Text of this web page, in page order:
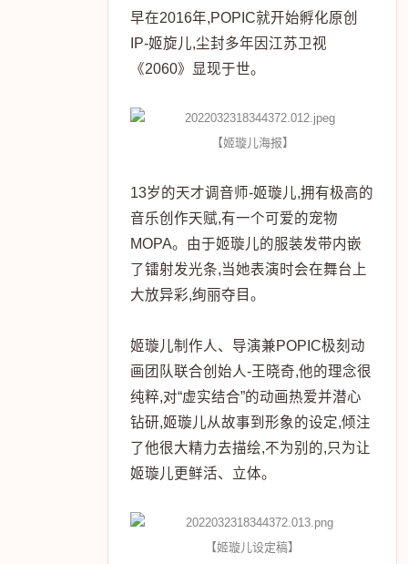
早在2016年,POPIC就开始孵化原创
IP-姬旋儿,尘封多年因江苏卫视
《2060》显现于世。
【姬璇儿海报】
13岁的天才调音师-姬璇儿,拥有极高的
音乐创作天赋,有一个可爱的宠物
MOPA。由于姬璇儿的服装发带内嵌
了镭射发光条,当她表演时会在舞台上
大放异彩,绚丽夺目。
姬璇儿制作人、导演兼POPIC极刻动
画团队联合创始人-王晓奇,他的理念很
纯粹,对“虚实结合”的动画热爱并潜心
钻研,姬璇儿从故事到形象的设定,倾注
了他很大精力去描绘,不为别的,只为让
姬璇儿更鲜活、立体。
【姬璇儿设定稿】